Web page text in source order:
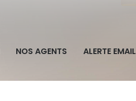
NOS AGENTS ALERTE EMAIL